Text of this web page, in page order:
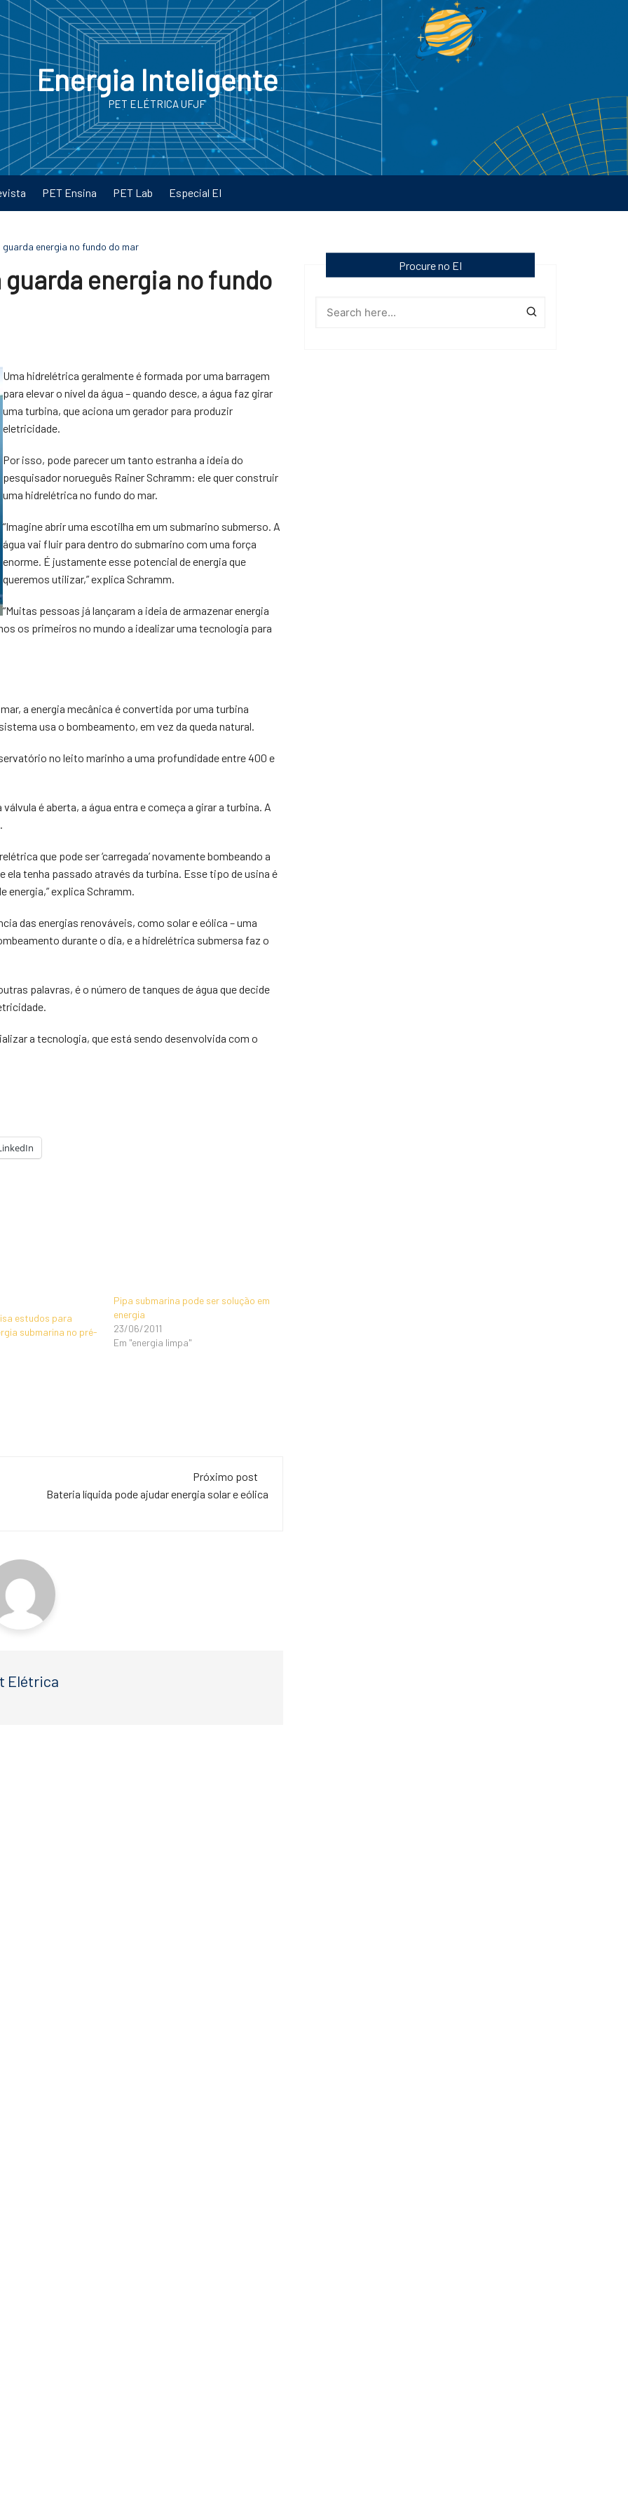
Energia Inteligente
PET ELÉTRICA UFJF
PET Ensina PET Lab Especial EI
energia no fundo do mar
energia no fundo
Uma hidrelétrica geralmente é formada por uma barragem
para elevar o nível da água – quando desce, a água faz girar
uma turbina, que aciona um gerador para produzir
eletricidade.
Por isso, pode parecer um tanto estranha a ideia do
pesquisador norueguês Rainer Schramm: ele quer construir
uma hidrelétrica no fundo do mar.
“Imagine abrir uma escotilha em um submarino submerso. A
água vai fluir para dentro do submarino com uma força
enorme. É justamente esse potencial de energia que
queremos utilizar,” explica Schramm.
“Muitas pessoas já lançaram a ideia de armazenar energia
os primeiros no mundo a idealizar uma tecnologia para
a energia mecânica é convertida por uma turbina
usa o bombeamento, em vez da queda natural.
no leito marinho a uma profundidade entre 400 e
é aberta, a água entra e começa a girar a turbina. A
que pode ser ‘carregada’ novamente bombeando a
tenha passado através da turbina. Esse tipo de usina é
energia,” explica Schramm.
das energias renováveis, como solar e eólica – uma
durante o dia, e a hidrelétrica submersa faz o
palavras, é o número de tanques de água que decide
a tecnologia, que está sendo desenvolvida com o
estudos para
submarina no pré-
Pipa submarina pode ser solução em
energia
23/06/2011
Em "energia limpa"
Próximo post
Bateria líquida pode ajudar energia solar e eólica
Elétrica
Procure no EI